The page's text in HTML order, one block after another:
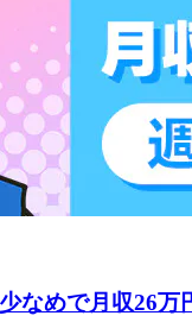
なめで月収26万